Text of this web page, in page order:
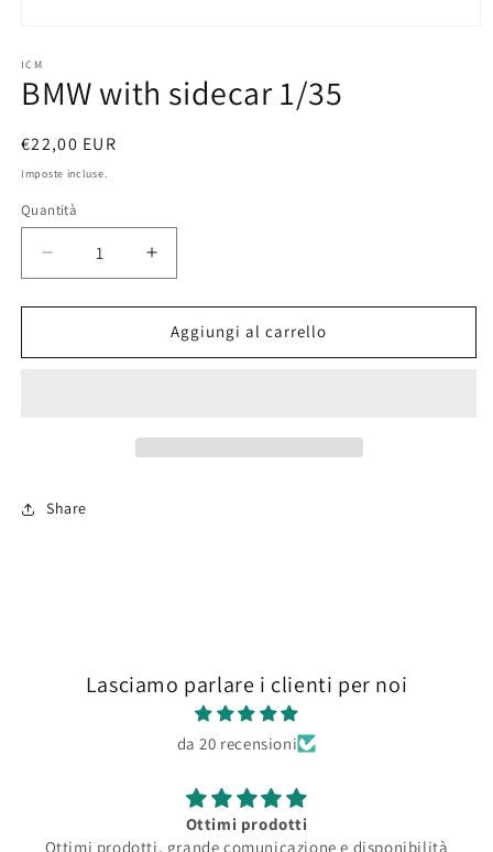
multimediali
1
in
ICM
BMW with sidecar 1/35
Prezzo
di
€22,00 EUR
Imposte incluse.
Quantità
Diminuisci
quantità
per
with
Aumenta
quantità
per
BMW
with
Aggiungi al carrello
Share
Lasciamo parlare i clienti per noi
da 20 recensioni
Ottimi prodotti
Ottimi prodotti, grande comunicazione e disponibilità